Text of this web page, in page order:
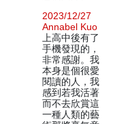
2023/12/27
Annabel Kuo
上高中後有了
手機發現的，
非常感謝。我
本身是個很愛
閱讀的人，我
感到若我活著
而不去欣賞這
一種人類的藝